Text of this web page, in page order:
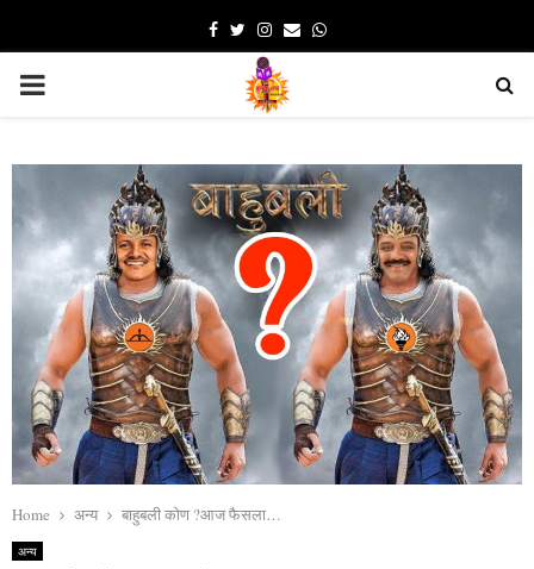
Facebook
TwitterInstagram
EmailWhatsapp
PRIMARY
Home अन्य बाहुबली कोण ?आज फैसला…
अन्य